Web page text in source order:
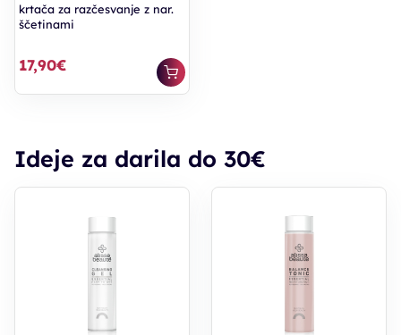
krtača za razčesvanje z nar.
ščetinami
17,90€
Ideje za darila do 30€